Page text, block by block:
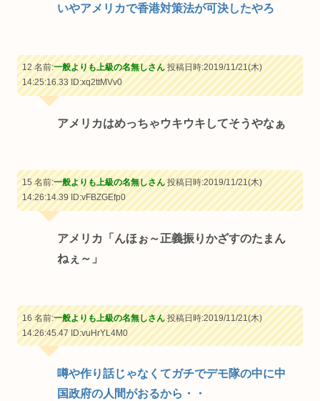
いやアメリカで香港対策法が可決したやろ
12 名前:一般よりも上級の名無しさん投稿日時:2019/11/21(木)
14:25:16.33ID:xq2ttMVv0
アメリカはめっちゃウキウキしてそうやなぁ
15 名前:一般よりも上級の名無しさん投稿日時:2019/11/21(木)
14:26:14.39ID:vFBZGEfp0
アメリカ「んほぉ～正義振りかざすのたまん
ねぇ～」
16 名前:一般よりも上級の名無しさん投稿日時:2019/11/21(木)
14:26:45.47ID:vuHrYL4M0
噂や作り話じゃなくてガチでデモ隊の中に中
国政府の人間がおるから・・